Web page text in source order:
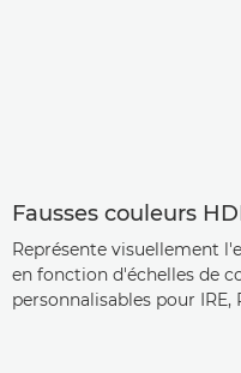
Fausses couleurs
Représente visuellement
en fonction d'échelles de
personnalisables pour IRE,